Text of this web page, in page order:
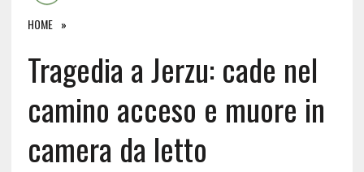
HOME
Tragedia a Jerzu: cade nel
camino acceso e muore in
camera da letto